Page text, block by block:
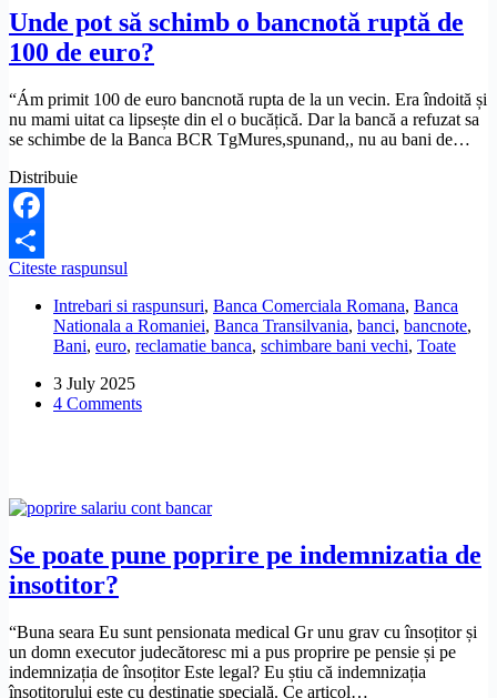
Unde pot să schimb o bancnotă ruptă de
100 de euro?
“Ám primit 100 de euro bancnotă rupta de la un vecin. Era îndoită și
nu mami uitat ca lipsește din el o bucățică. Dar la bancă a refuzat sa
se schimbe de la Banca BCR TgMures,spunand,, nu au bani de…
Distribuie
Facebook
Share
Citeste raspunsul
să
schimb
o
ruptă
de
Intrebari si raspunsuri, Banca Comerciala Romana, Banca
Nationala a Romaniei, Banca Transilvania, banci, bancnote,
Bani, euro, reclamatie banca, schimbare bani vechi, Toate
3 July 2025
4 Comments
Se poate pune poprire pe indemnizatia de
insotitor?
“Buna seara Eu sunt pensionata medical Gr unu grav cu însoțitor și
un domn executor judecătoresc mi a pus proprire pe pensie și pe
indemnizația de însoțitor Este legal? Eu știu că indemnizația
însoțitorului este cu destinație specială. Ce articol…